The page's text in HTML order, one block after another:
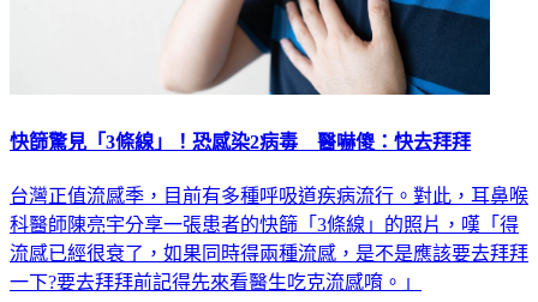
快篩驚見「3條線」！恐感染2病毒 醫嚇傻：快去拜拜
台灣正值流感季，目前有多種呼吸道疾病流行。對此，耳鼻喉
科醫師陳亮宇分享一張患者的快篩「3條線」的照片，嘆「得
流感已經很衰了，如果同時得兩種流感，是不是應該要去拜拜
一下?要去拜拜前記得先來看醫生吃克流感唷。」